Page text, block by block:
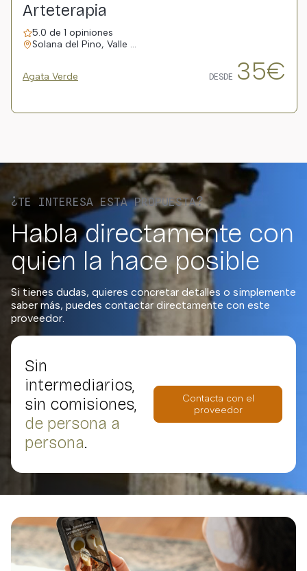
Arteterapia
5.0 de 1 opiniones
Solana del Pino, Valle …
Agata Verde DESDE 35€
¿TE INTERESA ESTA PROPUESTA?
Habla directamente con
quien la hace posible
Si tienes dudas, quieres concretar detalles o simplemente
saber más, puedes contactar directamente con este
proveedor.
Sin
intermediarios,
sin comisiones,
de persona a
persona.
Contacta con el
proveedor